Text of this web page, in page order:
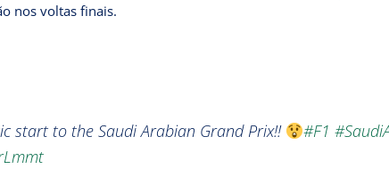
nos voltas finais.
start to the Saudi Arabian Grand Prix!! #F1